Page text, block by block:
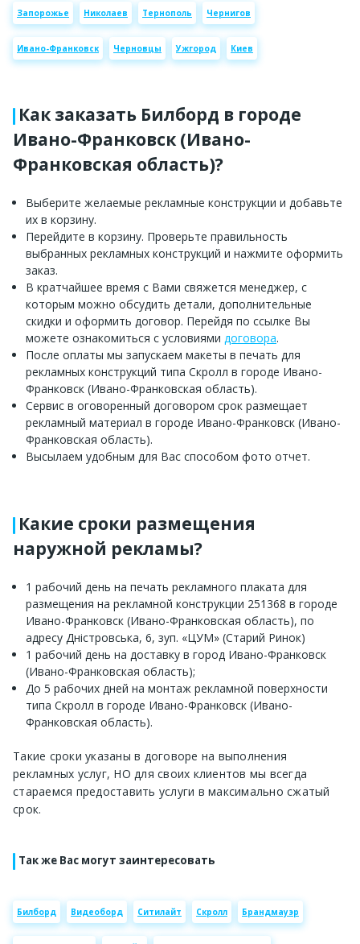
Запорожье Николаев Тернополь Чернигов
Ивано-Франковск Черновцы Ужгород Киев
Как заказать Билборд в городе
Ивано-Франковск (Ивано-
Франковская область)?
Выберите желаемые рекламные конструкции и добавьте
их в корзину.
Перейдите в корзину. Проверьте правильность
выбранных рекламных конструкций и нажмите оформить
заказ.
В кратчайшее время с Вами свяжется менеджер, с
которым можно обсудить детали, дополнительные
скидки и оформить договор. Перейдя по ссылке Вы
можете ознакомиться с условиями договора.
После оплаты мы запускаем макеты в печать для
рекламных конструкций типа Скролл в городе Ивано-
Франковск (Ивано-Франковская область).
Сервис в оговоренный договором срок размещает
рекламный материал в городе Ивано-Франковск (Ивано-
Франковская область).
Высылаем удобным для Вас способом фото отчет.
Какие сроки размещения
наружной рекламы?
1 рабочий день на печать рекламного плаката для
размещения на рекламной конструкции 251368 в городе
Ивано-Франковск (Ивано-Франковская область), по
адресу Дністровська, 6, зуп. «ЦУМ» (Старий Ринок)
1 рабочий день на доставку в город Ивано-Франковск
(Ивано-Франковская область);
До 5 рабочих дней на монтаж рекламной поверхности
типа Скролл в городе Ивано-Франковск (Ивано-
Франковская область).
Такие сроки указаны в договоре на выполнения
рекламных услуг, НО для своих клиентов мы всегда
стараемся предоставить услуги в максимально сжатый
срок.
Так же Вас могут заинтересовать
Билборд Видеоборд Ситилайт Скролл Брандмауэр